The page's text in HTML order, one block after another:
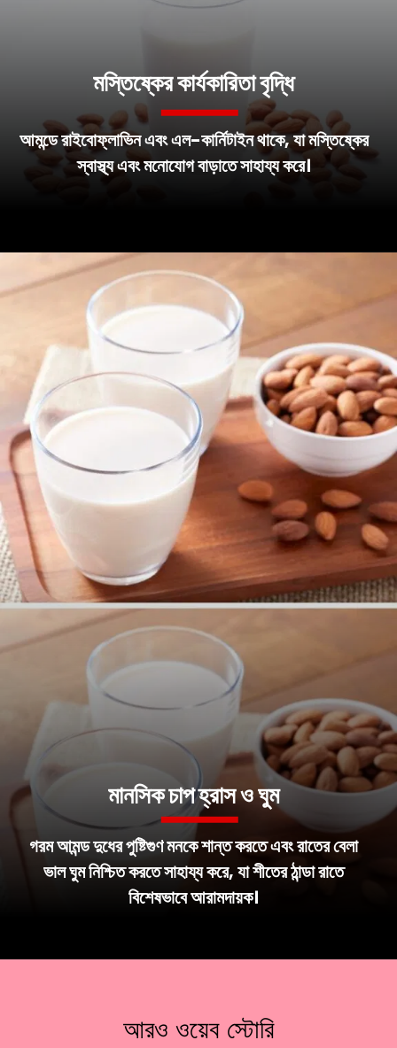
আমন্ডে রাইবোফ্লাভিন এবং এল-কার্নিটাইন থাকে, যা মস্তিষ্কের
স্বাস্থ্য এবং মনোযোগ বাড়াতে সাহায্য করে।
মস্তিষ্কের কার্যকারিতা বৃদ্ধি
গরম আমন্ড দুধের পুষ্টিগুণ মনকে শান্ত করতে এবং রাতের বেলা
ভাল ঘুম নিশ্চিত করতে সাহায্য করে, যা শীতের ঠান্ডা রাতে
বিশেষভাবে আরামদায়ক।
মানসিক চাপ হ্রাস ও ঘুম
আরও ওয়েব স্টোরি